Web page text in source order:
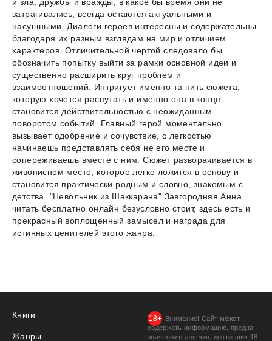
затрагивались, всегда остаются актуальными и
насущными. Диалоги героев интересны и содержательны
благодаря их разным взглядам на мир и отличием
характеров. Отличительной чертой следовало бы
обозначить попытку выйти за рамки основной идеи и
существенно расширить круг проблем и
взаимоотношений. Интригует именно та нить сюжета,
которую хочется распутать и именно она в конце
становится действительностью с неожиданным
поворотом событий. Главный герой моментально
вызывает одобрение и сочувствие, с легкостью
начинаешь представлять себя не его месте и
сопереживаешь вместе с ним. Сюжет разворачивается в
живописном месте, которое легко ложится в основу и
становится практически родным и словно, знакомым с
детства. "Невольник из Шаккарана" Завгородняя Анна
читать бесплатно онлайн безусловно стоит, здесь есть и
прекрасный воплощенный замысел и награда для
истинных ценителей этого жанра.
Книги
Жанры
Внимание! Сайт может
содержать информацию, предна­
значенную для лиц, дости­гших 18